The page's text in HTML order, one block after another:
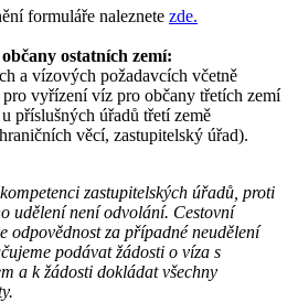
formuláře naleznete zde.
ostatních zemí:
a vízových požadavcích včetně
vyřízení víz pro občany třetích zemí
příslušných úřadů třetí země
věcí, zastupitelský úřad).
zastupitelských úřadů, proti
udělení není odvolání. Cestovní
odpovědnost za případné neudělení
podávat žádosti o víza s
a k žádosti dokládat všechny